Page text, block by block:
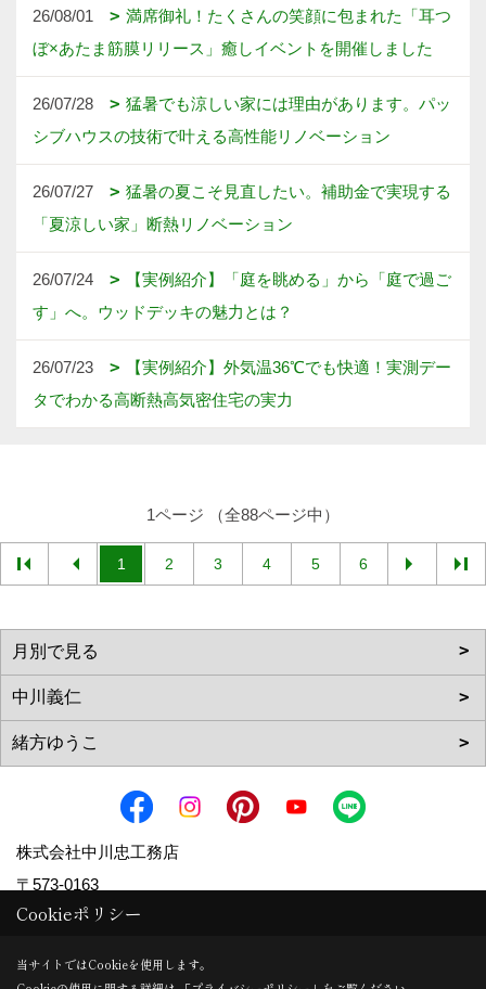
26/08/01
満席御礼！たくさんの笑顔に包まれた「耳つ
ぼ×あたま筋膜リリース」癒しイベントを開催しました
26/07/28
猛暑でも涼しい家には理由があります。パッ
シブハウスの技術で叶える高性能リノベーション
26/07/27
猛暑の夏こそ見直したい。補助金で実現する
「夏涼しい家」断熱リノベーション
26/07/24
【実例紹介】「庭を眺める」から「庭で過ご
す」へ。ウッドデッキの魅力とは？
26/07/23
【実例紹介】外気温36℃でも快適！実測デー
タでわかる高断熱高気密住宅の実力
1ページ （全88ページ中）
1 2 3 4 5 6
株式会社中川忠工務店
〒573-0163
大阪府枚方市長尾元町6-52-7 フォンテーヌN
FAX：072-855-6147
Cookieポリシー
当サイトではCookieを使用します。